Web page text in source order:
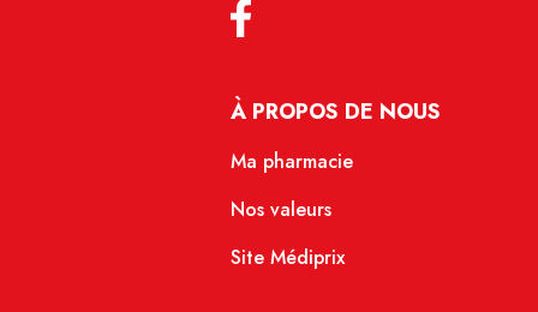
À PROPOS DE NOUS
Ma pharmacie
Nos valeurs
Site Médiprix